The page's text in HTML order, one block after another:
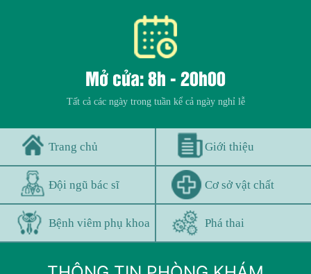
Mở cửa: 8h - 20h00
Tất cả các ngày trong tuần kể cả ngày nghỉ lễ
Trang chủ Giới thiệu
Đội ngũ bác sĩ Cơ sở vật chất
Bệnh viêm phụ khoa Phá thai